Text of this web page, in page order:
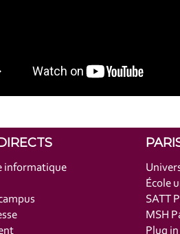
informatique
École
SATT
MSH
Plug